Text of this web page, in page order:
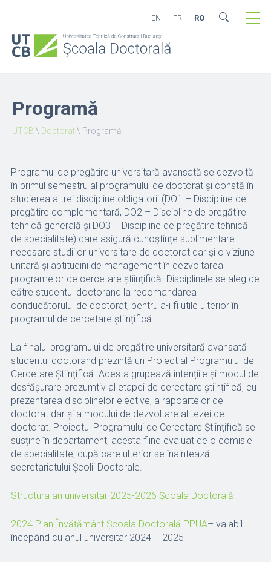
EN FR RO
Programă
UTCB \ Doctorat\ Programă
Programul de pregătire universitară avansată se dezvoltă
în primul semestru al programului de doctorat și constă în
studierea a trei discipline obligatorii (DO1 – Discipline de
pregătire complementară, DO2 – Discipline de pregătire
tehnică generală şi DO3 – Discipline de pregătire tehnică
de specialitate) care asigură cunoștințe suplimentare
necesare studiilor universitare de doctorat dar și o viziune
unitară și aptitudini de management în dezvoltarea
programelor de cercetare științifică. Disciplinele se aleg de
către studentul doctorand la recomandarea
conducătorului de doctorat, pentru a-i fi utile ulterior în
programul de cercetare științifică.
La finalul programului de pregătire universitară avansată
studentul doctorand prezintă un Proiect al Programului de
Cercetare Științifică. Acesta grupează intențiile și modul de
desfășurare prezumtiv al etapei de cercetare științifică, cu
prezentarea disciplinelor elective, a rapoartelor de
doctorat dar și a modului de dezvoltare al tezei de
doctorat. Proiectul Programului de Cercetare Științifică se
susține în departament, acesta fiind evaluat de o comisie
de specialitate, după care ulterior se înaintează
secretariatului Școlii Doctorale.
Structura an universitar 2025-2026 Școala Doctorală
2024 Plan Învățământ Școala Doctorală PPUA– valabil
începând cu anul universitar 2024 – 2025